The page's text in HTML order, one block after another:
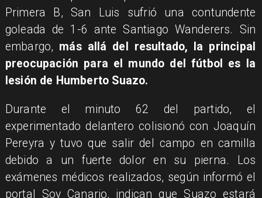
Primera B, San Luis sufrió una contundente
goleada de 1-6 ante Santiago Wanderers. Sin
embargo, más allá del resultado, la principal
preocupación para el mundo del fútbol es la
lesión de Humberto Suazo.
Durante el minuto 62 del partido, el
experimentado delantero colisionó con Joaquín
Pereyra y tuvo que salir del campo en camilla
debido a un fuerte dolor en su pierna. Los
exámenes médicos realizados, según informó el
portal Soy Canario, indican que Suazo estará